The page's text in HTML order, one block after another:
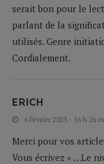
serait bon pour le
parlant de la
utilisés. Genre
Cordialement.
ERICH
6 février 2025 - 16 h 26
Merci pour vos
Vous écrivez « …Le